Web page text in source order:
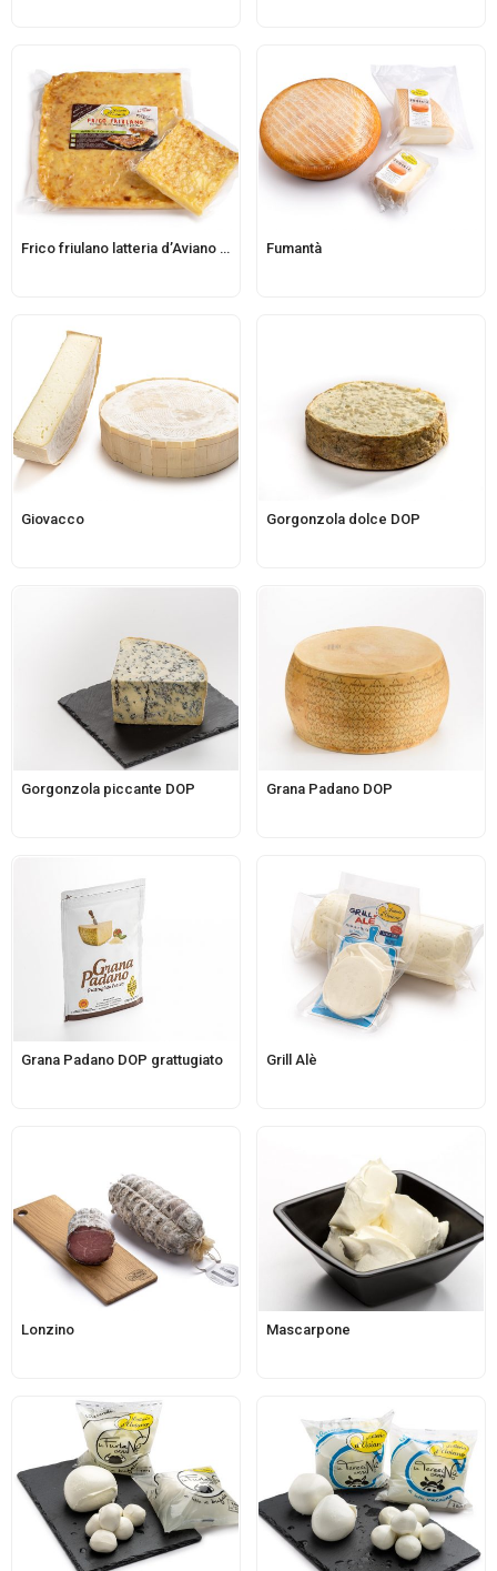
Frico friulano latteria d’Aviano piastra family Fumantà
Giovacco Gorgonzola dolce DOP
Gorgonzola piccante DOP Grana Padano DOP
Grana Padano DOP grattugiato Grill Alè
Lonzino Mascarpone